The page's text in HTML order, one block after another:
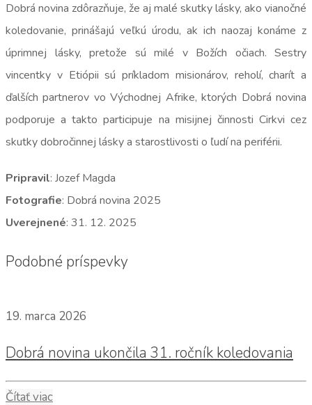
Dobrá novina zdôrazňuje, že aj malé skutky lásky, ako vianočné
koledovanie, prinášajú veľkú úrodu, ak ich naozaj konáme z
úprimnej lásky, pretože sú milé v Božích očiach. Sestry
vincentky v Etiópii sú príkladom misionárov, reholí, charít a
ďalších partnerov vo Východnej Afrike, ktorých Dobrá novina
podporuje a takto participuje na misijnej činnosti Cirkvi cez
skutky dobročinnej lásky a starostlivosti o ľudí na periférii.
Pripravil: Jozef Magda
Fotografie: Dobrá novina 2025
Uverejnené: 31. 12. 2025
Podobné príspevky
19. marca 2026
Dobrá novina ukončila 31. ročník koledovania
Čítať viac